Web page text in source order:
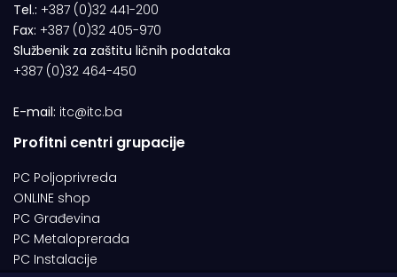
Tel.: +387 (0)32 441-200
Fax: +387 (0)32 405-970
Službenik za zaštitu ličnih podataka
+387 (0)32 464-450
E-mail: itc@itc.ba
Profitni centri grupacije
PC Poljoprivreda
ONLINE shop
PC Građevina
PC Metaloprerada
PC Instalacije